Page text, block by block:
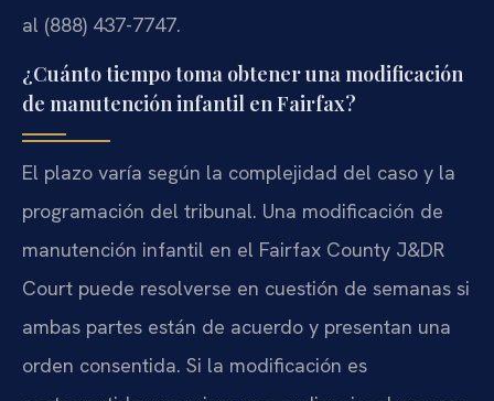
al (888) 437-7747.
¿Cuánto tiempo toma obtener una modificación
de manutención infantil en Fairfax?
El plazo varía según la complejidad del caso y la
programación del tribunal. Una modificación de
manutención infantil en el Fairfax County J&DR
Court puede resolverse en cuestión de semanas si
ambas partes están de acuerdo y presentan una
orden consentida. Si la modificación es